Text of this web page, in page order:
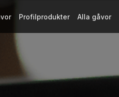
Profilprodukter Alla gåvor